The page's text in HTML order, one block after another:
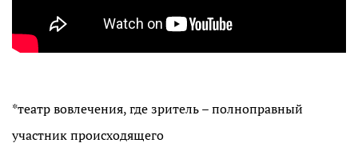
*театр вовлечения, где зритель – полноправный
участник происходящего